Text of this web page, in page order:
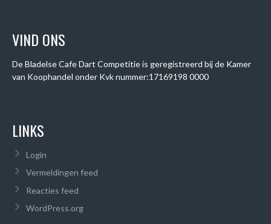
VIND ONS
De Bladelse Cafe Dart Competitie is geregistreerd bij de Kamer
van Koophandel onder Kvk nummer:17169198 0000
LINKS
Login
Vermeldingen feed
Reacties feed
WordPress.org